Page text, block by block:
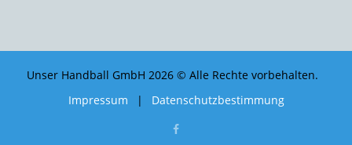
Unser Handball GmbH 2026 © Alle Rechte vorbehalten.
Impressum
| Datenschutzbestimmung